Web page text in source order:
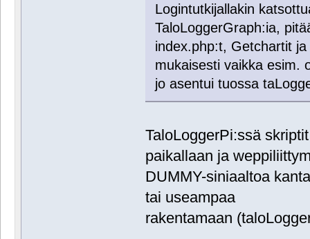
Logintutkijallakin
TaloLoggerGraph:ia,
index.php:t, Getchartit
mukaisesti vaikka esim.
jo asentui tuossa
TaloLoggerPi:ssä
paikallaan ja
DUMMY-siniaaltoa
tai useampaa
rakentamaan